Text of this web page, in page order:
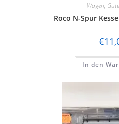
Wagen,
Roco N-Spur
€
In den